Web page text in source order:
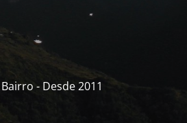
- Desde 2011